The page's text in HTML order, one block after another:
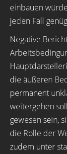
einbauen
jeden Fall
Negative
die äußeren
permanent
weitergehen
gewesen sein,
die Rolle der
zudem unter